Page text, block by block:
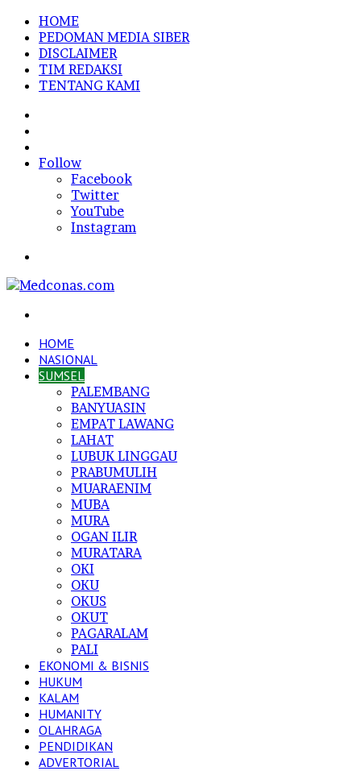
HOME
PEDOMAN MEDIA SIBER
DISCLAIMER
TIM REDAKSI
TENTANG KAMI
In
Follow
Facebook
Twitter
YouTube
Instagram
HOME
NASIONAL
SUMSEL
PALEMBANG
BANYUASIN
EMPAT LAWANG
LAHAT
LUBUK LINGGAU
PRABUMULIH
MUARAENIM
MUBA
MURA
OGAN ILIR
MURATARA
OKI
OKU
OKUS
OKUT
PAGARALAM
PALI
EKONOMI & BISNIS
HUKUM
KALAM
HUMANITY
OLAHRAGA
PENDIDIKAN
ADVERTORIAL